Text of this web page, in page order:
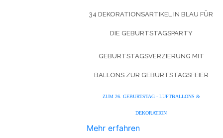
34 DEKORATIONSARTIKEL IN BLAU FÜR
DIE GEBURTSTAGSPARTY
GEBURTSTAGSVERZIERUNG MIT
BALLONS ZUR GEBURTSTAGSFEIER
ZUM 26. GEBURTSTAG - LUFTBALLONS &
DEKORATION
Mehr erfahren